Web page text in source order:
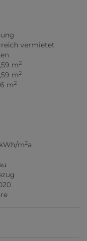
vermietet
m2
m2
m2
m2a